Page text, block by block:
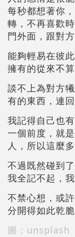
每秒都想著你
轉，不再喜歡
門外面，跟對方
能夠輕易在彼
擁有的從來不算
談不上為對方
有的東西，連
我記得自己也
一個前度，就
人，所以這麼
不過既然碰到
我全記不起，
不禁心想，或
分開得如此乾脆
圖：unsplash